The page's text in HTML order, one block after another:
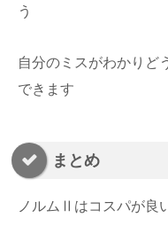
う
自分のミスがわかりど
できます
まとめ
ノルムⅡはコスパが良